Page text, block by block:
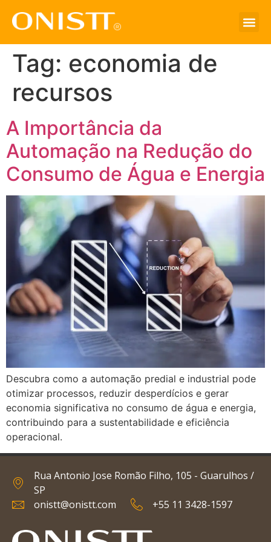
Tag: economia de
recursos
A Importância da
Automação na Redução do
Consumo de Água e Energia
Descubra como a automação predial e industrial pode
otimizar processos, reduzir desperdícios e gerar
economia significativa no consumo de água e energia,
contribuindo para a sustentabilidade e eficiência
operacional.
Rua Antonio Jose Romão Filho, 105 - Guarulhos /
SP
onistt@onistt.com
+55 11 3428-1597